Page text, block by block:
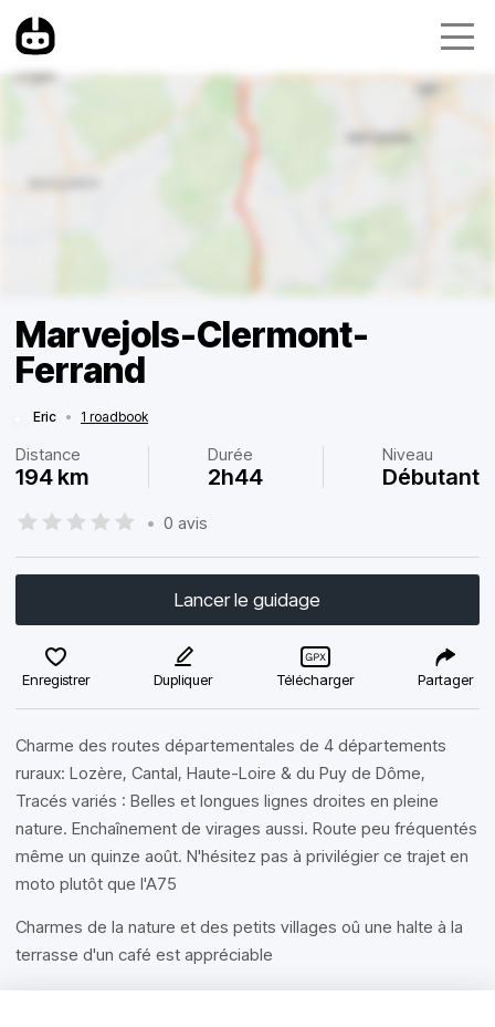
Marvejols-Clermont-
Ferrand
Eric • 1 roadbook
Distance
194 km
Durée
2h44
Niveau
Débutant
• 0 avis
Lancer le guidage
Enregistrer Dupliquer Télécharger Partager
Charme des routes départementales de 4 départements
ruraux: Lozère, Cantal, Haute-Loire & du Puy de Dôme,
Tracés variés : Belles et longues lignes droites en pleine
nature. Enchaînement de virages aussi. Route peu fréquentés
même un quinze août. N'hésitez pas à privilégier ce trajet en
moto plutôt que l'A75
Charmes de la nature et des petits villages oû une halte à la
terrasse d'un café est appréciable